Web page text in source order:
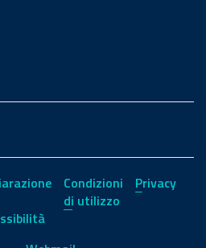
Condizioni
di utilizzo
Privacy